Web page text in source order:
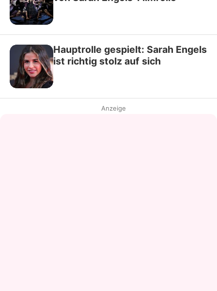
Hauptrolle gespielt: Sarah Engels
ist richtig stolz auf sich
Anzeige